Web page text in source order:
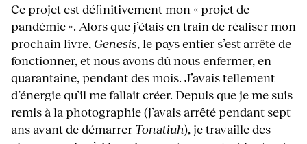
Ce projet est définitivement mon « projet de
pandémie ». Alors que j’étais en train de réaliser mon
prochain livre, Genesis, le pays entier s’est arrêté de
fonctionner, et nous avons dû nous enfermer, en
quarantaine, pendant des mois. J’avais tellement
d’énergie qu’il me fallait créer. Depuis que je me suis
remis à la photographie (j’avais arrêté pendant sept
ans avant de démarrer Tonatiuh), je travaille des